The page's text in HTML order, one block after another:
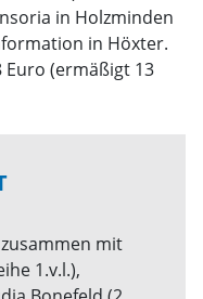
in Holzminden
in Höxter.
Euro (ermäßigt 13